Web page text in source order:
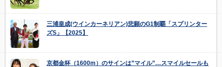
三浦皇成(ウインカーネリアン)悲願のG1制覇「スプリンター
ズS」【2025】
京都金杯（1600m）のサインは”マイル”…スマイルセールも